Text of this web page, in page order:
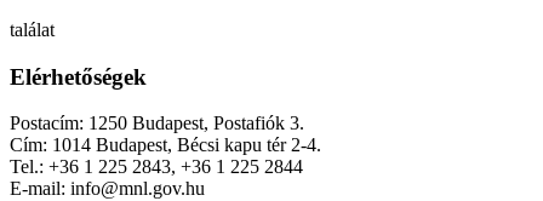
találat
Elérhetőségek
Postacím: 1250 Budapest, Postafiók 3.
Cím: 1014 Budapest, Bécsi kapu tér 2-4.
Tel.: +36 1 225 2843, +36 1 225 2844
E-mail: info@mnl.gov.hu